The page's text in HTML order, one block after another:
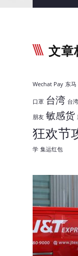
海运服务
台湾海运服务
泰国陆运到马来
整柜FCL海运服务
出口服务
马来西亚邮寄到
马来西亚邮寄到
文章
Wechat Pay 东马
口罩 台湾 台
朋友 敏感货
狂欢节
学 集运红包